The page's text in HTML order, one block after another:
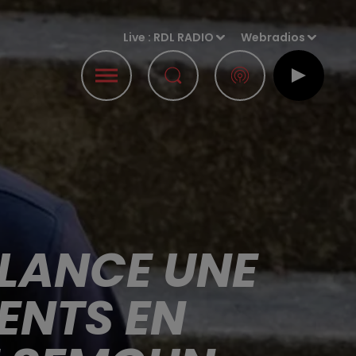
Live : RDL RADIO Webradios
UNE
EN